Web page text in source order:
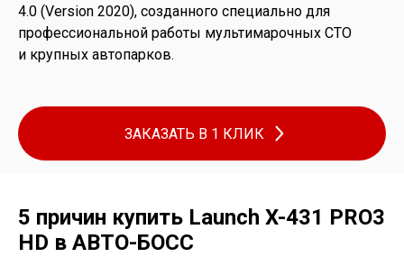
4.0 (Version 2020), созданного специально для
профессиональной работы мультимарочных СТО
и крупных автопарков.
ЗАКАЗАТЬ В 1 КЛИК
5 причин купить Launch X-431 PRO3
HD в АВТО-БОСС